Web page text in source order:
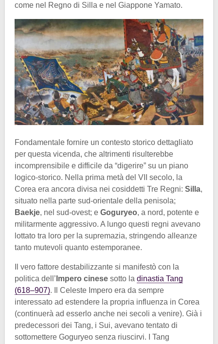
come nel Regno di Silla e nel Giappone Yamato.
Fondamentale fornire un contesto storico dettagliato
per questa vicenda, che altrimenti risulterebbe
incomprensibile e difficile da “digerire” su un piano
logico-storico. Nella prima metà del VII secolo, la
Corea era ancora divisa nei cosiddetti Tre Regni: Silla,
situato nella parte sud-orientale della penisola;
Baekje, nel sud-ovest; e Goguryeo, a nord, potente e
militarmente aggressivo. A lungo questi regni avevano
lottato tra loro per la supremazia, stringendo alleanze
tanto mutevoli quanto estemporanee.
Il vero fattore destabilizzante si manifestò con la
politica dell’ Impero cinese sotto la dinastia Tang
(618–907). Il Celeste Impero era da sempre
interessato ad estendere la propria influenza in Corea
(continuerà ad esserlo anche nei secoli a venire). Già i
predecessori dei Tang, i Sui, avevano tentato di
sottomettere Goguryeo senza riuscirvi. I Tang